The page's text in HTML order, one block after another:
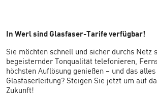
In Werl sind Glasfaser-Tarife verfügbar!
Sie möchten schnell und sicher durchs Netz
begeisternder Tonqualität telefonieren,
höchsten Auflösung genießen – und das
Glasfaserleitung? Steigen Sie jetzt um auf
Zukunft!